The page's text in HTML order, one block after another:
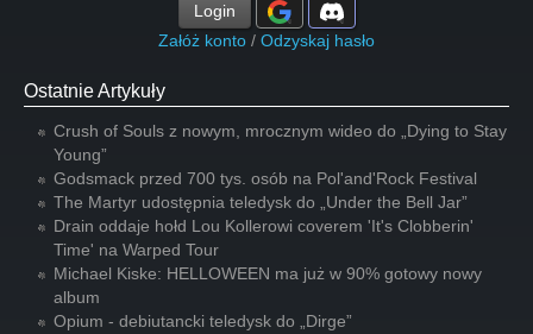
Login
Załóż konto / Odzyskaj hasło
Ostatnie Artykuły
Crush of Souls z nowym, mrocznym wideo do „Dying to Stay
Young”
Godsmack przed 700 tys. osób na Pol'and'Rock Festival
The Martyr udostępnia teledysk do „Under the Bell Jar”
Drain oddaje hołd Lou Kollerowi coverem 'It's Clobberin'
Time' na Warped Tour
Michael Kiske: HELLOWEEN ma już w 90% gotowy nowy
album
Opium - debiutancki teledysk do „Dirge”